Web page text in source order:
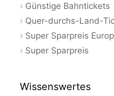
Günstige Bahntickets
Quer-durchs-Land-
Super Sparpreis
Super Sparpreis
Wissenswertes